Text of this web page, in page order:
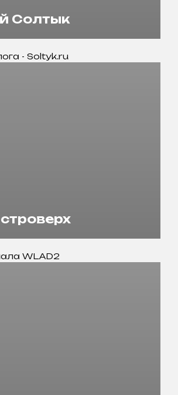
Солтык
- Soltyk.ru
WLAD2